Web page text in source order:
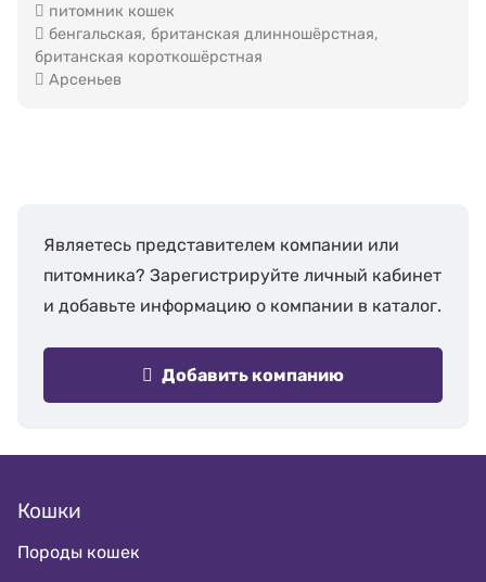
питомник кошек
бенгальская, британская длинношёрстная,
британская короткошёрстная
Арсеньев
Являетесь представителем компании или
питомника? Зарегистрируйте личный кабинет
и добавьте информацию о компании в каталог.
Добавить компанию
Кошки
Породы кошек